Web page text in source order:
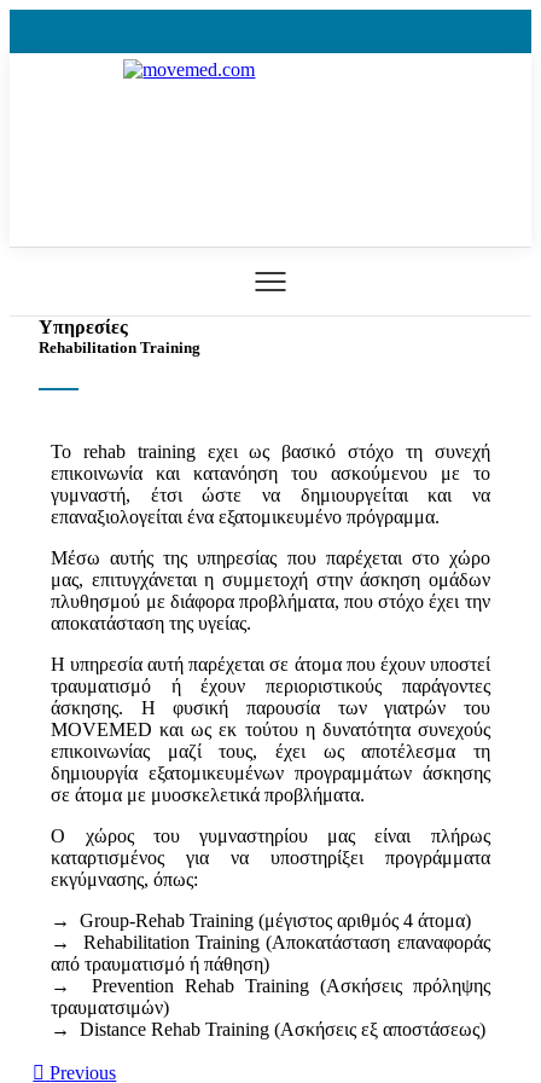
Υπηρεσίες
Rehabilitation Training
Το rehab training εχει ως βασικό στόχο τη συνεχή
επικοινωνία και κατανόηση του ασκούμενου με το
γυμναστή, έτσι ώστε να δημιουργείται και να
επαναξιολογείται ένα εξατομικευμένο πρόγραμμα.
Μέσω αυτής της υπηρεσίας που παρέχεται στο χώρο
μας, επιτυγχάνεται η συμμετοχή στην άσκηση ομάδων
πλυθησμού με διάφορα προβλήματα, που στόχο έχει την
αποκατάσταση της υγείας.
Η υπηρεσία αυτή παρέχεται σε άτομα που έχουν υποστεί
τραυματισμό ή έχουν περιοριστικούς παράγοντες
άσκησης. Η φυσική παρουσία των γιατρών του
MOVEMED και ως εκ τούτου η δυνατότητα συνεχούς
επικοινωνίας μαζί τους, έχει ως αποτέλεσμα τη
δημιουργία εξατομικευμένων προγραμμάτων άσκησης
σε άτομα με μυοσκελετικά προβλήματα.
Ο χώρος του γυμναστηρίου μας είναι πλήρως
καταρτισμένος για να υποστηρίξει προγράμματα
εκγύμνασης, όπως:
→ Group-Rehab Training (μέγιστος αριθμός 4 άτομα)
→ Rehabilitation Training (Αποκατάσταση επαναφοράς
από τραυματισμό ή πάθηση)
→ Prevention Rehab Training (Ασκήσεις πρόληψης
τραυματσιμών)
→ Distance Rehab Training (Ασκήσεις εξ αποστάσεως)
Previous